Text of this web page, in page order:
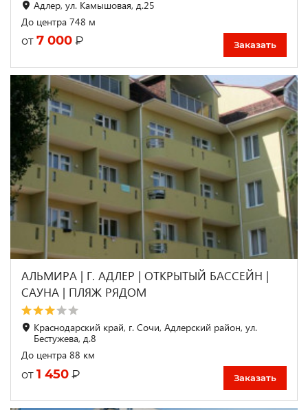
Адлер, ул. Камышовая, д.25
До центра 748 м
от 7 000 ₽ Заказать
АЛЬМИРА | Г. АДЛЕР | ОТКРЫТЫЙ БАССЕЙН |
CАУНА | ПЛЯЖ РЯДОМ
Краснодарский край, г. Сочи, Адлерский район, ул.
Бестужева, д.8
До центра 88 км
от 1 450 ₽ Заказать